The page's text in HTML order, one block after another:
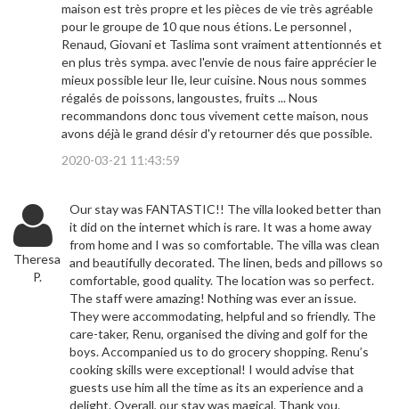
maison est très propre et les pièces de vie très agréable
pour le groupe de 10 que nous étions. Le personnel ,
Renaud, Giovani et Taslima sont vraiment attentionnés et
en plus très sympa. avec l'envie de nous faire apprécier le
mieux possible leur Ile, leur cuisine. Nous nous sommes
régalés de poissons, langoustes, fruits ... Nous
recommandons donc tous vivement cette maison, nous
avons déjà le grand désir d'y retourner dés que possible.
2020-03-21 11:43:59
Theresa
P.
Our stay was FANTASTIC!! The villa looked better than
it did on the internet which is rare. It was a home away
from home and I was so comfortable. The villa was clean
and beautifully decorated. The linen, beds and pillows so
comfortable, good quality. The location was so perfect.
The staff were amazing! Nothing was ever an issue.
They were accommodating, helpful and so friendly. The
care-taker, Renu, organised the diving and golf for the
boys. Accompanied us to do grocery shopping. Renu’s
cooking skills were exceptional! I would advise that
guests use him all the time as its an experience and a
delight. Overall, our stay was magical. Thank you.